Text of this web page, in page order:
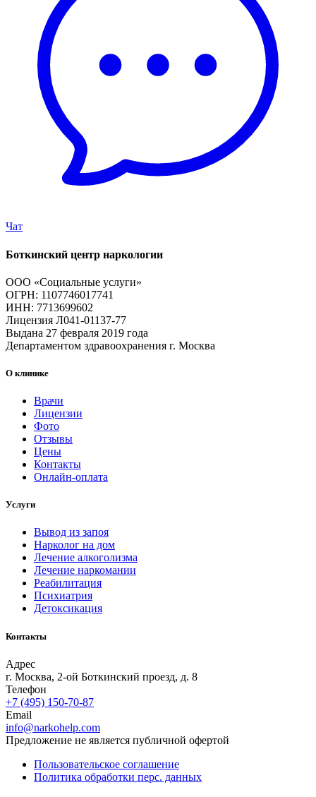
Чат
Боткинский центр наркологии
ООО «Социальные услуги»
ОГРН: 1107746017741
ИНН: 7713699602
Лицензия Л041-01137-77
Выдана 27 февраля 2019 года
Департаментом здравоохранения г. Москва
О клинике
Врачи
Лицензии
Фото
Отзывы
Цены
Контакты
Онлайн-оплата
Услуги
Вывод из запоя
Нарколог на дом
Лечение алкоголизма
Лечение наркомании
Реабилитация
Психиатрия
Детоксикация
Контакты
Адрес
г. Москва, 2-ой Боткинский проезд, д. 8
Телефон
+7 (495) 150-70-87
Email
info@narkohelp.com
Предложение не является публичной офертой
Пользовательское соглашение
Политика обработки перс. данных